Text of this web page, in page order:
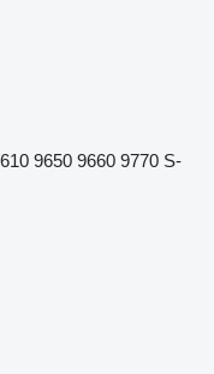
9650 9660 9770 S-